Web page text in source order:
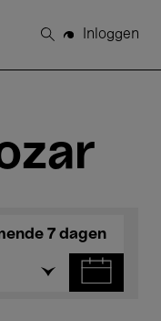
Zoeken
Inloggen
7 dagen